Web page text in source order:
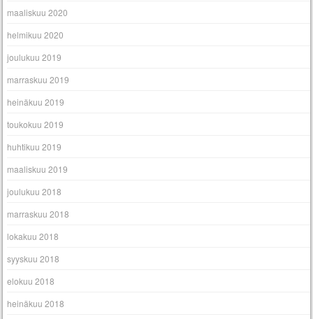
maaliskuu 2020
helmikuu 2020
joulukuu 2019
marraskuu 2019
heinäkuu 2019
toukokuu 2019
huhtikuu 2019
maaliskuu 2019
joulukuu 2018
marraskuu 2018
lokakuu 2018
syyskuu 2018
elokuu 2018
heinäkuu 2018